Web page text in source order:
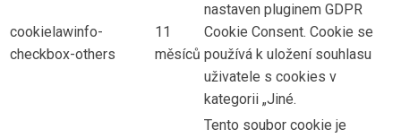
cookielawinfo-
checkbox-others
11
měsíců
nastaven pluginem GDPR
Cookie Consent. Cookie se
používá k uložení souhlasu
uživatele s cookies v
kategorii „Jiné.
Tento soubor cookie je